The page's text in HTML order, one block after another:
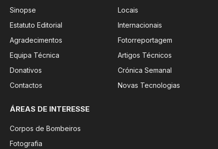
Sinopse
Estatuto Editorial
Agradecimentos
Equipa Técnica
Donativos
Contactos
Locais
Internacionais
Fotorreportagem
Artigos Técnicos
Crónica Semanal
Novas Tecnologias
ÁREAS DE INTERESSE
Corpos de Bombeiros
Fotografia